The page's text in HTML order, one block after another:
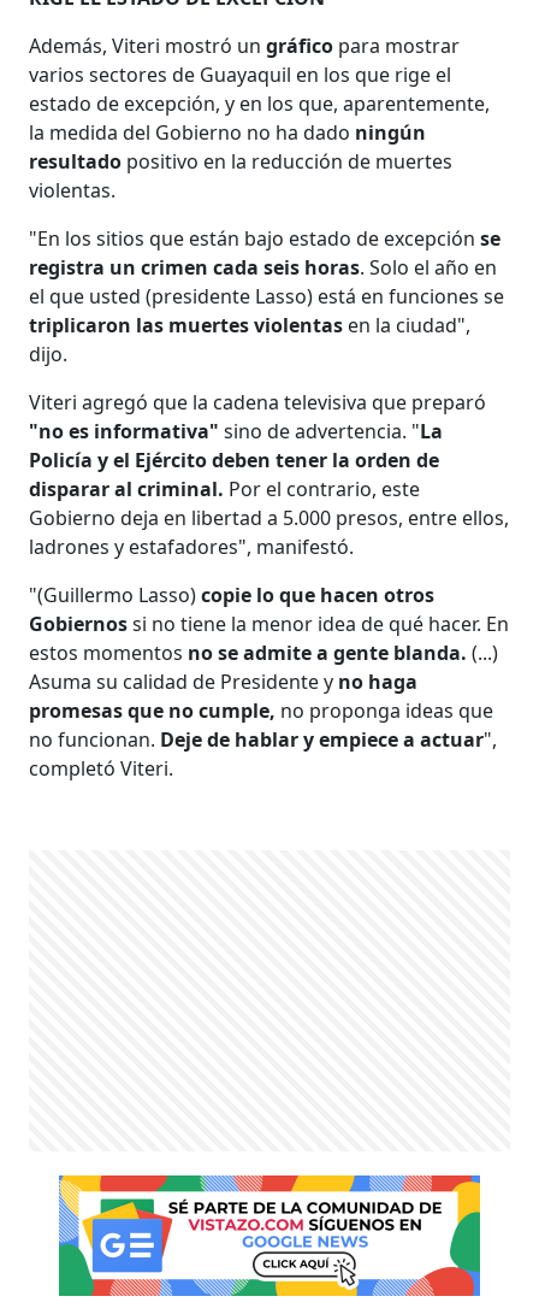
Además, Viteri mostró ungráfico para mostrar
varios sectores de Guayaquil en los que rige el
estado de excepción, y en los que, aparentemente,
la medida del Gobierno no ha dado ningún
resultado positivo en la reducción de muertes
violentas.
"En los sitios que están bajo estado de excepciónse
registra un crimen cada seis horas. Solo el año en
el que usted (presidente Lasso) está en funciones se
triplicaron las muertes violentas en la ciudad",
dijo.
Viteri agregó que la cadena televisiva que preparó
"no es informativa" sino de advertencia. "La
Policía y el Ejército deben tener la orden de
disparar al criminal. Por el contrario, este
Gobierno deja en libertad a 5.000 presos, entre ellos,
ladrones y estafadores", manifestó.
"(Guillermo Lasso)copie lo que hacen otros
Gobiernossi no tiene la menor idea de qué hacer. En
estos momentos no se admite a gente blanda. (...)
Asuma su calidad de Presidente y no haga
promesas que no cumple, no proponga ideas que
no funcionan. Deje de hablar y empiece a actuar",
completó Viteri.